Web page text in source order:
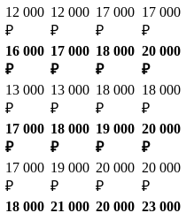
12 000
₽
12 000
₽
17 000
₽
17 000
₽
16 000
₽
17 000
₽
18 000
₽
20 000
₽
13 000
₽
13 000
₽
18 000
₽
18 000
₽
17 000
₽
18 000
₽
19 000
₽
20 000
₽
17 000
₽
19 000
₽
20 000
₽
20 000
₽
18 000 21 000 20 000 23 000